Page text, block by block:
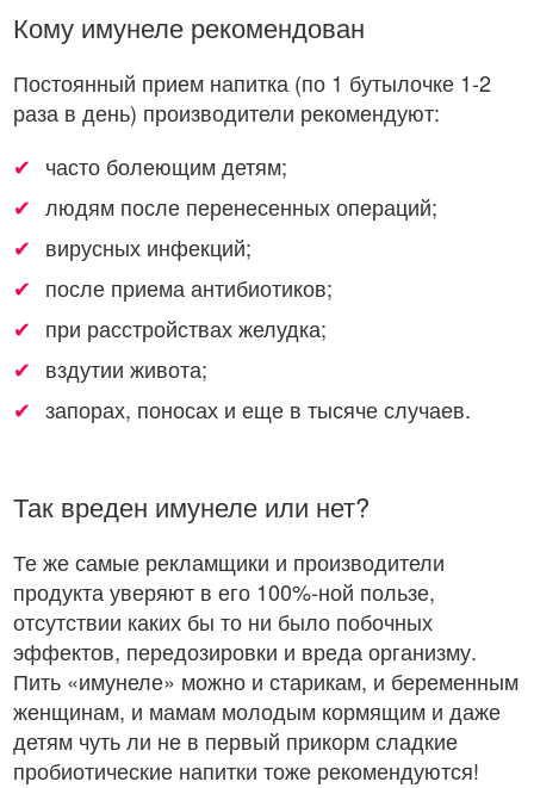
Кому имунеле рекомендован
Постоянный прием напитка (по 1 бутылочке 1-2
раза в день) производители рекомендуют:
часто болеющим детям;
людям после перенесенных операций;
вирусных инфекций;
после приема антибиотиков;
при расстройствах желудка;
вздутии живота;
запорах, поносах и еще в тысяче случаев.
Так вреден имунеле или нет?
Те же самые рекламщики и производители
продукта уверяют в его 100%-ной пользе,
отсутствии каких бы то ни было побочных
эффектов, передозировки и вреда организму.
Пить «имунеле» можно и старикам, и беременным
женщинам, и мамам молодым кормящим и даже
детям чуть ли не в первый прикорм сладкие
пробиотические напитки тоже рекомендуются!